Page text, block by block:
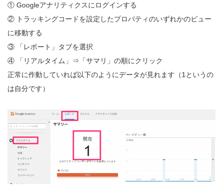
① Googleアナリティクスにログインする
② トラッキングコードを設定したプロパティのいずれかのビュー
に移動する
③ 「レポート」タブを選択
④ 「リアルタイム」⇒「サマリ」の順にクリック
正常に作動していれば以下のようにデータが見れます（1というの
は自分です）